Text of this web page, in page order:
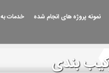
نمونه پروژه های انجام شده خدمات به
بندی